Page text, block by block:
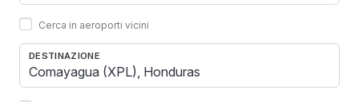
Cerca in aeroporti vicini
DESTINAZIONE